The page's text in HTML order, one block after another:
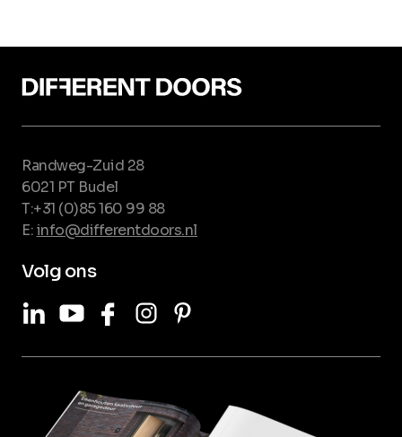
Randweg-Zuid 28
6021 PT Budel
T:+31 (0)85 160 99 88
E:info@differentdoors.nl
Volg ons
LinkedInYoutubeFacebookInstagram